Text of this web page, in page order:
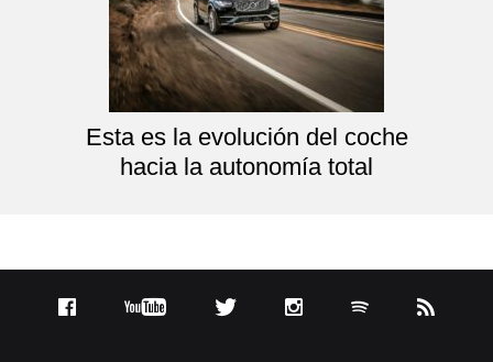
Esta es la evolución del coche
hacia la autonomía total